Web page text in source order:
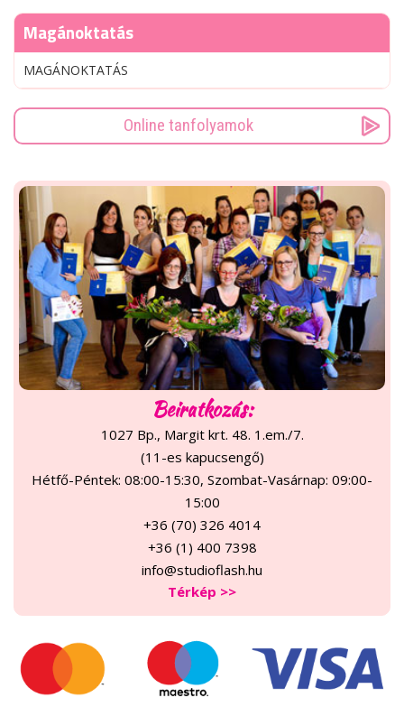
Magánoktatás
MAGÁNOKTATÁS
Online tanfolyamok
Beiratkozás:
1027 Bp., Margit krt. 48. 1.em./7.
(11-es kapucsengő)
Hétfő-Péntek: 08:00-15:30, Szombat-Vasárnap: 09:00-
15:00
+36 (70) 326 4014
+36 (1) 400 7398
info@studioflash.hu
Térkép >>